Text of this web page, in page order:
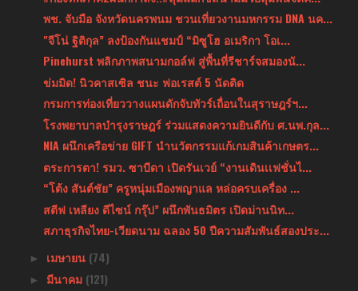
พช. จับมือ จังหวัดนครพนม ชวนเที่ยวงานมหกรรม DNA นค...
"จีโน่ ฐิติกุล” ลงป้องกันแชมป์ “มิซูโฮ อเมริกา โอเ...
Pinehurst พลิกภาพสนามกอล์ฟ สู่พื้นที่รีชาร์จสมองนั...
ข่มมิด! นิวคาสเซิล ชนะ ฟอเรสต์ 5 นัดติด
กรมการท่องเที่ยววางแผนดักจับทัวร์เถื่อนในสุราษฎร์ฯ...
โรงพยาบาลบำรุงราษฎร์ ร่วมแสดงความยินดีกับ ศ.นพ.กุล...
NIA ผนึกเครือข่าย GIFT นำนวัตกรรมแก้เกมสินค้าเกษตร...
ตระการตา! รมว. ซาบีดา เปิดรันเวย์ “งานเดินเเฟชั่นไ...
“โต้ง สันต์ชัย” ครูหนุ่มเมืองพญาแล หล่อครบเครื่อง ...
สตีฟ เหลียง ดีไซน์ กรุ๊ป” ผนึกพันธมิตร เปิดม่านนิท...
สภาธุรกิจไทย-เวียดนาม ฉลอง 50 ปีความสัมพันธ์สองประ...
► เมษายน (74)
► มีนาคม (121)